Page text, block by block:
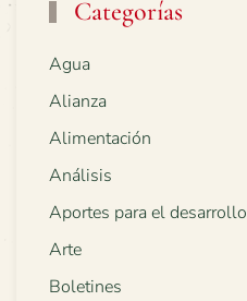
Categorías
Agua
Alianza
Alimentación
Análisis
Aportes para el desarrollo
Arte
Boletines